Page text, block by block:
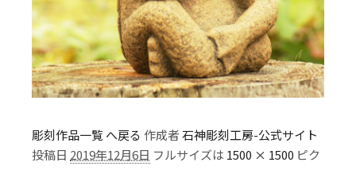
彫刻作品一覧 へ戻る 作成者石神彫刻工房-公式サイト
投稿日 2019年12月6日 フルサイズは 1500 × 1500 ピク